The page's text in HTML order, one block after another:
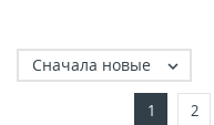
Сначала новые 
1 2